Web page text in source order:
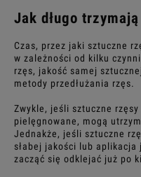
Jak długo
Czas, przez jaki sztuczne
w zależności od kilku
rzęs, jakość samej
metody przedłużania rzęs.
Zwykle, jeśli sztuczne rzęsy
pielęgnowane, mogą
Jednakże, jeśli sztuczne
słabej jakości lub
zacząć się odklejać już po